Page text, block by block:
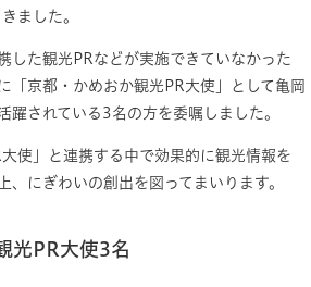
ました。
した観光PRなどが実施できていなかった
「京都・かめおか観光PR大使」として亀岡
躍されている3名の方を委嘱しました。
大使」と連携する中で効果的に観光情報を
、にぎわいの創出を図ってまいります。
光PR大使3名